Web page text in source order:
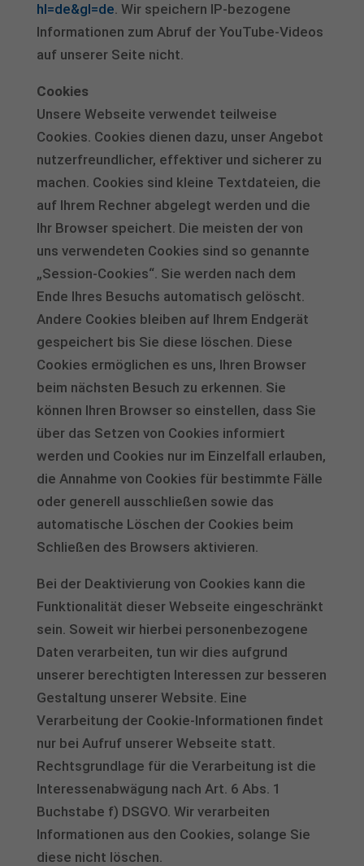
hl=de&gl=de. Wir speichern IP-bezogene
Informationen zum Abruf der YouTube-Videos
auf unserer Seite nicht.
Cookies
Unsere Webseite verwendet teilweise
Cookies. Cookies dienen dazu, unser Angebot
nutzerfreundlicher, effektiver und sicherer zu
machen. Cookies sind kleine Textdateien, die
auf Ihrem Rechner abgelegt werden und die
Ihr Browser speichert. Die meisten der von
uns verwendeten Cookies sind so genannte
„Session-Cookies“. Sie werden nach dem
Ende Ihres Besuchs automatisch gelöscht.
Andere Cookies bleiben auf Ihrem Endgerät
gespeichert bis Sie diese löschen. Diese
Cookies ermöglichen es uns, Ihren Browser
beim nächsten Besuch zu erkennen. Sie
können Ihren Browser so einstellen, dass Sie
über das Setzen von Cookies informiert
werden und Cookies nur im Einzelfall erlauben,
die Annahme von Cookies für bestimmte Fälle
oder generell ausschließen sowie das
automatische Löschen der Cookies beim
Schließen des Browsers aktivieren.
Bei der Deaktivierung von Cookies kann die
Funktionalität dieser Webseite eingeschränkt
sein. Soweit wir hierbei personenbezogene
Daten verarbeiten, tun wir dies aufgrund
unserer berechtigten Interessen zur besseren
Gestaltung unserer Website. Eine
Verarbeitung der Cookie-Informationen findet
nur bei Aufruf unserer Webseite statt.
Rechtsgrundlage für die Verarbeitung ist die
Interessenabwägung nach Art. 6 Abs. 1
Buchstabe f) DSGVO. Wir verarbeiten
Informationen aus den Cookies, solange Sie
diese nicht löschen.